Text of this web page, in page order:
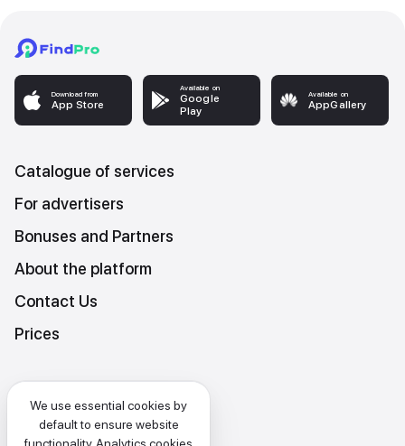
We use essential cookies by
default to ensure website
Download from
App Store
Available on
Google
Play
Available on
AppGallery
Catalogue of services
For advertisers
Bonuses and Partners
About the platform
Contact Us
Prices
Privacy and data protection policy